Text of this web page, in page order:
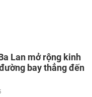
Lan mở rộng kinh
bay thẳng đến